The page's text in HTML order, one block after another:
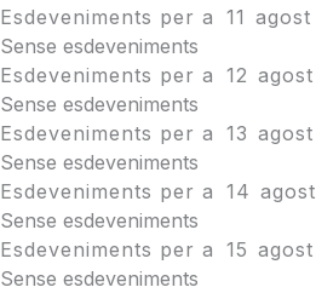
Esdeveniments per a 11 agost
Sense esdeveniments
Esdeveniments per a 12 agost
Sense esdeveniments
Esdeveniments per a 13 agost
Sense esdeveniments
Esdeveniments per a 14 agost
Sense esdeveniments
Esdeveniments per a 15 agost
Sense esdeveniments